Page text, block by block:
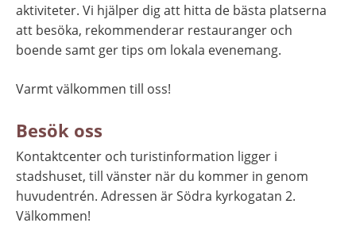
aktiviteter. Vi hjälper dig att hitta de bästa platserna
att besöka, rekommenderar restauranger och
boende samt ger tips om lokala evenemang.
Varmt välkommen till oss!
Besök oss
Kontaktcenter och turistinformation ligger i
stadshuset, till vänster när du kommer in genom
huvudentrén. Adressen är Södra kyrkogatan 2.
Välkommen!